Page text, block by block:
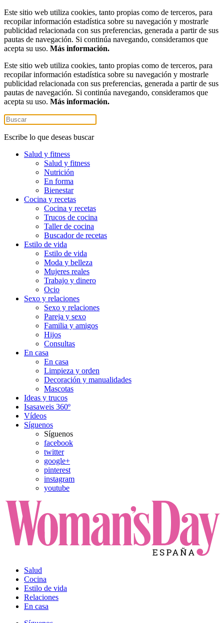
Este sitio web utiliza cookies, tanto propias como de terceros, para
recopilar información estadística sobre su navegación y mostrarle
publicidad relacionada con sus preferencias, generada a partir de sus
pautas de navegación. Si continúa navegando, consideramos que
acepta su uso. Más información.
Este sitio web utiliza cookies, tanto propias como de terceros, para
recopilar información estadística sobre su navegación y mostrarle
publicidad relacionada con sus preferencias, generada a partir de sus
pautas de navegación. Si continúa navegando, consideramos que
acepta su uso. Más información.
Escribe lo que deseas buscar
Salud y fitness
Salud y fitness
Nutrición
En forma
Bienestar
Cocina y recetas
Cocina y recetas
Trucos de cocina
Taller de cocina
Buscador de recetas
Estilo de vida
Estilo de vida
Moda y belleza
Mujeres reales
Trabajo y dinero
Ocio
Sexo y relaciones
Sexo y relaciones
Pareja y sexo
Familia y amigos
Hijos
Consultas
En casa
En casa
Limpieza y orden
Decoración y manualidades
Mascotas
Ideas y trucos
Isasaweis 360º
Vídeos
Síguenos
Síguenos
facebook
twitter
google+
pinterest
instagram
youtube
Salud
Cocina
Estilo de vida
Relaciones
En casa